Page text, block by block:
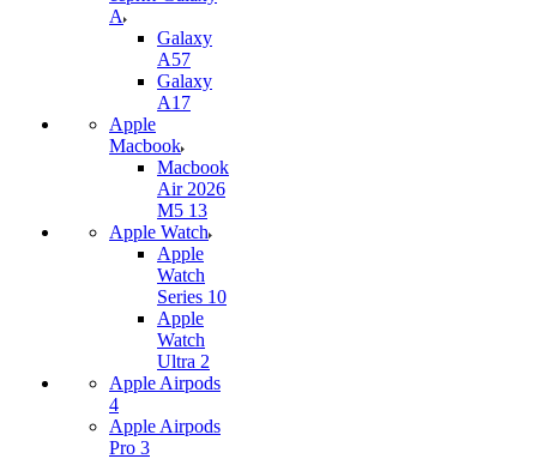
A
Galaxy
A57
Galaxy
A17
Apple
Macbook
Macbook
Air 2026
M5 13
Apple Watch
Apple
Watch
Series 10
Apple
Watch
Ultra 2
Apple Airpods
4
Apple Airpods
Pro 3